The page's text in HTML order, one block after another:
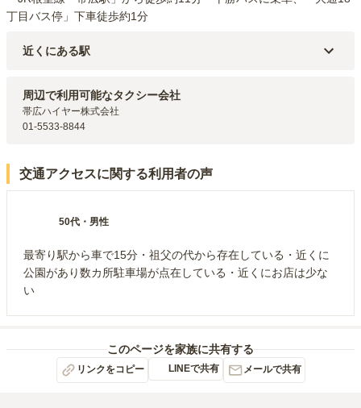
丁目バス停」下車徒歩約1分
近くにある駅
JR根室本線(新得～釧路)
柏林台駅（
周辺で利用可能なタクシー会社
帯広ハイヤー株式会社
01-5533-8844
交通アクセスに関する利用者の声
50代 ・ 男性
最寄り駅から車で15分・祖父の代から存在している・近くに
公園があり数カ所駐車場が点在している・近くにお店は少な
い
このページを家族に共有する
リンクをコピー LINEで共有 メールで共有